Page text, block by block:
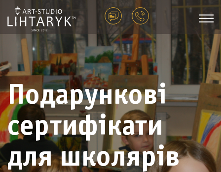
Подарункові
сертифікати
для школярів